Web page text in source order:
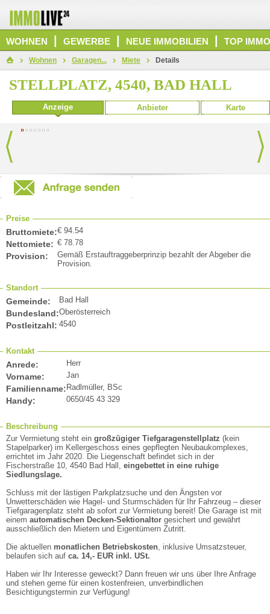
WOHNEN GEWERBE NEUE IMMOBILIEN TOP
Wohnen Garagen... Miete Details
STELLPLATZ, 4540, BAD HALL
Anzeige Anbieter Karte
Preise
Bruttomiete:€ 94.54
Nettomiete: € 78.78
Provision:
Gemäß Erstauftraggeberprinzip bezahlt der Abgeber die
Provision.
Standort
Gemeinde: Bad Hall
Bundesland:Oberösterreich
Postleitzahl: 4540
Kontakt
Anrede: Herr
Vorname: Jan
Familienname: Radlmüller, BSc
Handy: 0650/45 43 329
Beschreibung
Zur Vermietung steht ein großzügiger Tiefgaragenstellplatz (kein
Stapelparker) im Kellergeschoss eines gepflegten Neubaukomplexes,
errichtet im Jahr 2020. Die Liegenschaft befindet sich in der
Fischerstraße 10, 4540 Bad Hall, eingebettet in eine ruhige
Siedlungslage.
Schluss mit der lästigen Parkplatzsuche und den Ängsten vor
Unwetterschäden wie Hagel- und Sturmschäden für Ihr Fahrzeug – dieser
Tiefgaragenplatz steht ab sofort zur Vermietung bereit! Die Garage ist mit
einem automatischen Decken-Sektionaltor gesichert und gewährt
ausschließlich den Mietern und Eigentümern Zutritt.
Die aktuellen monatlichen Betriebskosten, inklusive Umsatzsteuer,
belaufen sich auf ca. 14,- EUR inkl. USt.
Haben wir Ihr Interesse geweckt? Dann freuen wir uns über Ihre Anfrage
und stehen gerne für einen kostenfreien, unverbindlichen
Besichtigungstermin zur Verfügung!